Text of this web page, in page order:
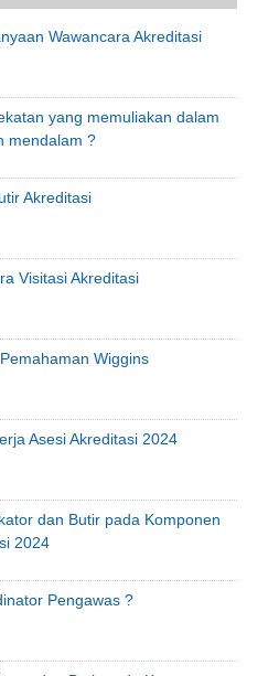
Wawancara Akreditasi
yang memuliakan dalam
mendalam ?
Akreditasi
Visitasi Akreditasi
Wiggins
Asesi Akreditasi 2024
dan Butir pada Komponen
2024
Pengawas ?